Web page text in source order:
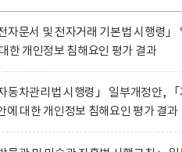
전자문서 및 전자거래 기본법 시행령
한 개인정보 침해요인 평가 결과
자동차관리법 시행령」 일부개정안,
에 대한 개인정보 침해요인 평가 결과